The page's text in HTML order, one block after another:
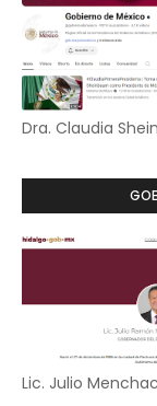
Dra. Claudia
Lic. Julio